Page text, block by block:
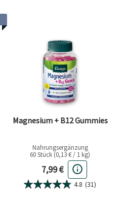
Magnesium + B12 Gummies
Nahrungsergänzung
60 Stück (0,13 € / 1 kg)
Aktueller Preis
7,99 €
4.8 (31)